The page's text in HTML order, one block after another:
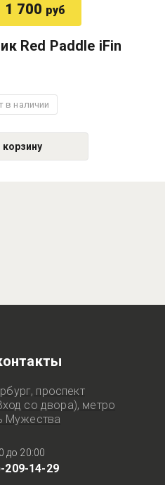
1 700 руб
Red Paddle iFin
в наличии
корзину
проспект
со двора), метро
Мужества
до 20:00
209-14-29